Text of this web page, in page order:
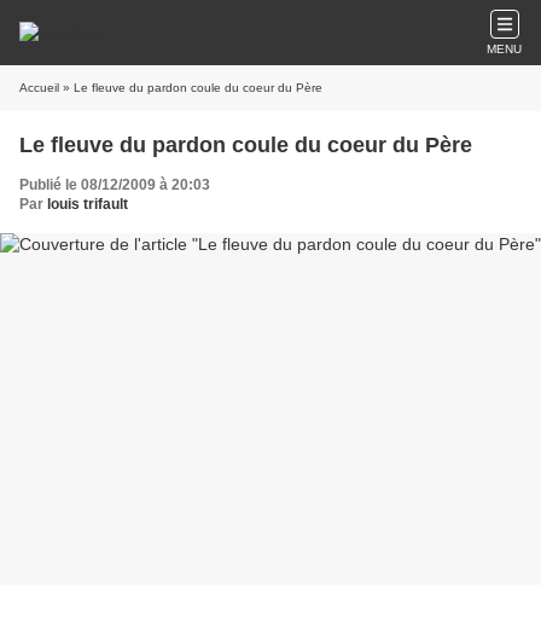
MENU
Accueil » Le fleuve du pardon coule du coeur du Père
Le fleuve du pardon coule du coeur du Père
Publié le 08/12/2009 à 20:03
Par louis trifault